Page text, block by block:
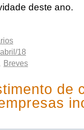
deste ano.
18
Breves
de